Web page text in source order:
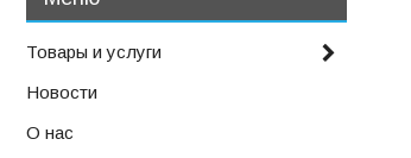
Товары и услуги
Новости
О нас